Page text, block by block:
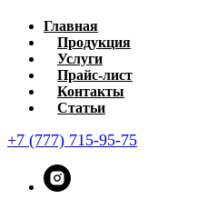
Главная
Продукция
Услуги
Прайс-лист
Контакты
Статьи
+7 (777) 715-95-75